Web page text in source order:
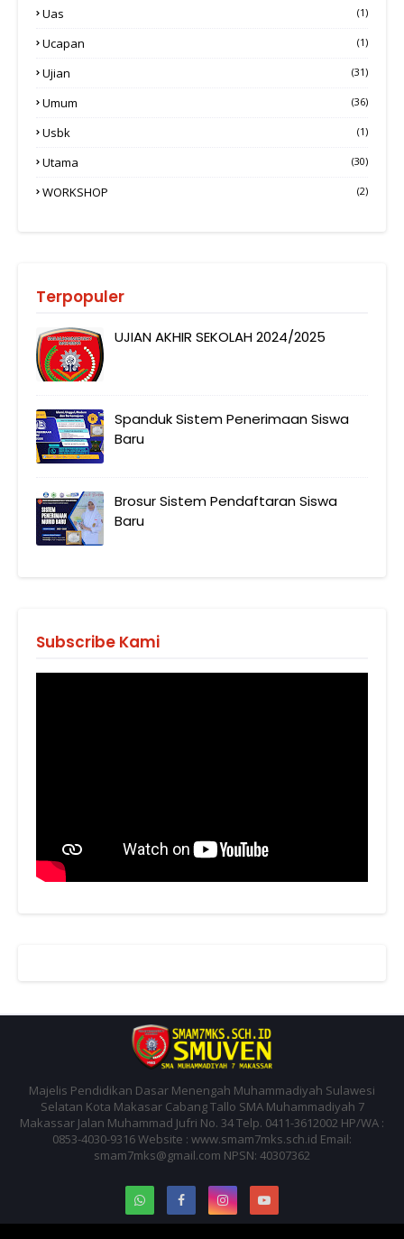
Uas (1)
Ucapan (1)
Ujian (31)
Umum (36)
Usbk (1)
Utama (30)
WORKSHOP (2)
Terpopuler
UJIAN AKHIR SEKOLAH 2024/2025
Spanduk Sistem Penerimaan Siswa
Baru
Brosur Sistem Pendaftaran Siswa
Baru
Subscribe Kami
Majelis Pendidikan Dasar Menengah Muhammadiyah Sulawesi
Selatan Kota Makasar Cabang Tallo SMA Muhammadiyah 7
Makassar Jalan Muhammad Jufri No. 34 Telp. 0411-3612002 HP/WA :
0853-4030-9316 Website : www.smam7mks.sch.id Email:
smam7mks@gmail.com NPSN: 40307362